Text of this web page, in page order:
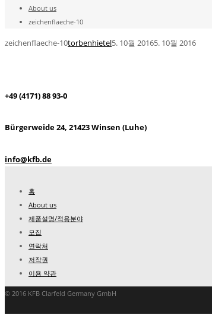
About us
zeichenflaeche-10
zeichenflaeche-10torbenhietel5. 10월 20165. 10월 2016
+49 (4171) 88 93-0
Bürgerweide 24, 21423 Winsen (Luhe)
info@kfb.de
홈
About us
제품설명/적용분야
모집
연락처
저작권
이용 약관
© 2016 KFB Clarfeld Germany GmbH